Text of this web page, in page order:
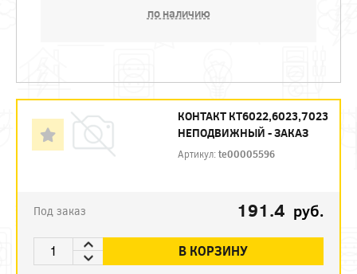
по наличию
КОНТАКТ КТ6022,6023,7023
НЕПОДВИЖНЫЙ - ЗАКАЗ
Артикул:te00005596
Под заказ 191.4 руб.
В КОРЗИНУ